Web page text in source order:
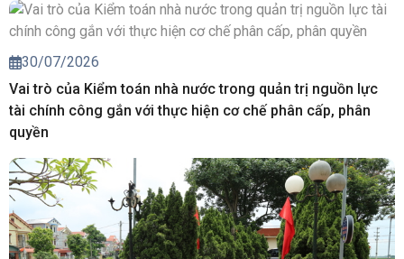
30/07/2026
Vai trò của Kiểm toán nhà nước trong quản trị nguồn lực
tài chính công gắn với thực hiện cơ chế phân cấp, phân
quyền